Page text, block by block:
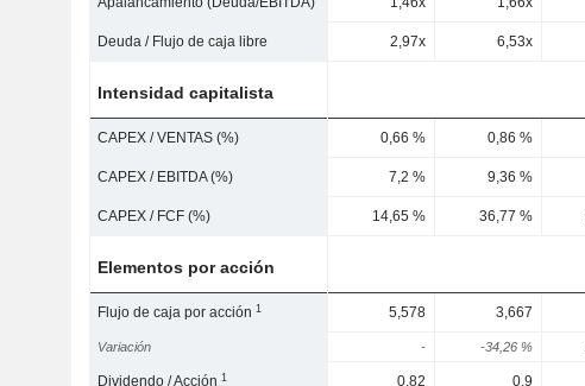
Deuda / Flujo de caja libre 2,97x 6,53x
Intensidad capitalista
CAPEX / VENTAS (%) 0,66 % 0,86 %
CAPEX / EBITDA (%) 7,2 % 9,36 %
CAPEX / FCF (%) 14,65 % 36,77 %
Elementos por acción
Flujo de caja por acción1 5,578 3,667
Variación - -34,26 %
Dividendo / Acción1 0,82 0,9